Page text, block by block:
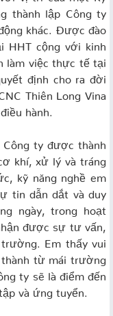
thành lập Công ty
khác. Được đào
HHT cộng với kinh
làm việc thực tế tại
định cho ra đời
Thiên Long Vina
hành.
ty được thành
khí, xử lý và tráng
kỹ năng nghề em
tin dẫn dắt và duy
ngày, trong hoạt
được sự tư vấn,
Em thấy vui
từ mái trường
ty sẽ là điểm đến
và ứng tuyển.